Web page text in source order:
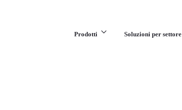
Prodotti Soluzioni per settore